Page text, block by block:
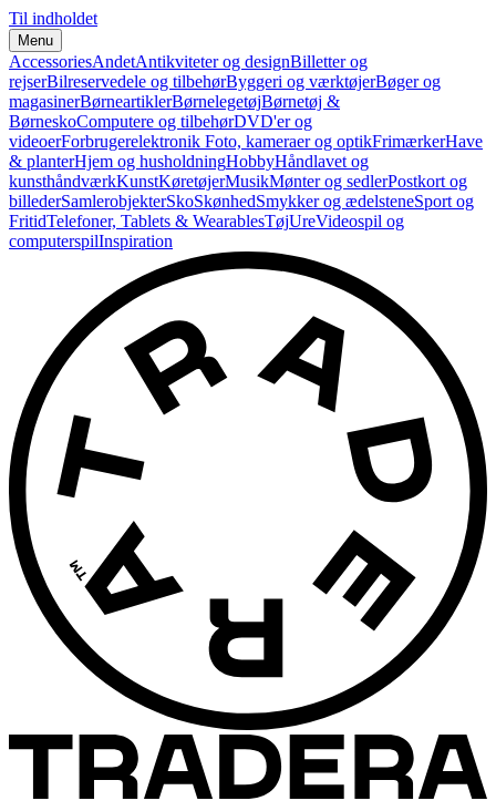
Til indholdet
Menu
AccessoriesAndetAntikviteter og designBilletter og
rejserBilreservedele og tilbehørByggeri og værktøjerBøger og
magasinerBørneartiklerBørnelegetøjBørnetøj &
BørneskoComputere og tilbehørDVD'er og
videoerForbrugerelektronik Foto, kameraer og optikFrimærkerHave
& planterHjem og husholdningHobbyHåndlavet og
kunsthåndværkKunstKøretøjerMusikMønter og sedlerPostkort og
billederSamlerobjekterSkoSkønhedSmykker og ædelsteneSport og
FritidTelefoner, Tablets & WearablesTøjUreVideospil og
computerspilInspiration